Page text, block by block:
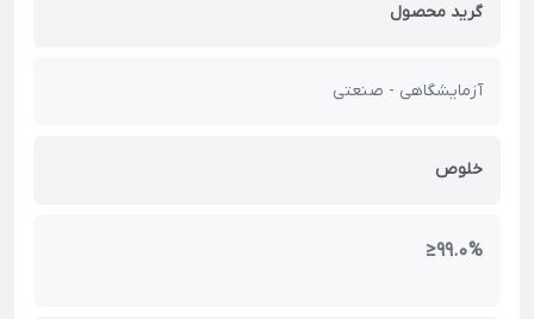
گرید محصول
آزمایشگاهی - صنعتی
خلوص
≥ 99.0 %